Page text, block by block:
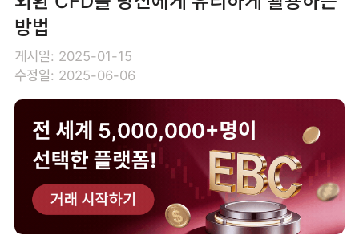
방법
게시일: 2025-01-15
수정일: 2025-06-06